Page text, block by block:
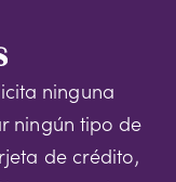
ninguna
ningún tipo de
de crédito,